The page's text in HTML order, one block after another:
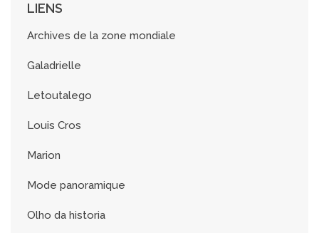
LIENS
Archives de la zone mondiale
Galadrielle
Letoutalego
Louis Cros
Marion
Mode panoramique
Olho da historia